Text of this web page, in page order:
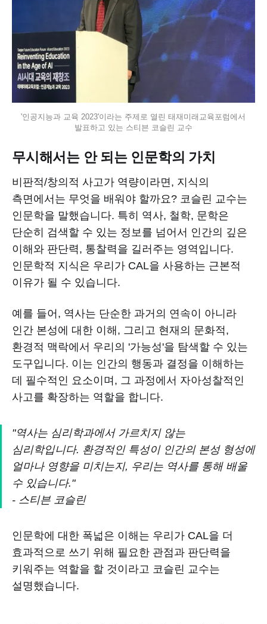
'인공지능과 교육 2023'이라는 주제로 열린 태재미래교육포럼에서
발표하고 있는 스티븐 코슬린 교수
무시해서는 안 되는 인문학의 가치
비판적/창의적 사고가 역량이라면, 지식의
측면에서는 무엇을 배워야 할까요? 코슬린 교수는
인문학을 말했습니다. 특히 역사, 철학, 문학은
단순히 검색할 수 있는 정보를 넘어서 인간의 깊은
이해와 판단력, 통찰력을 길러주는 영역입니다.
인문학적 지식은 우리가 CAL을 사용하는 근본적
이유가 될 수 있습니다.
예를 들어, 역사는 단순한 과거의 연속이 아니라
인간 본성에 대한 이해, 그리고 현재의 문화적,
환경적 맥락에서 우리의 '가능성'을 탐색할 수 있는
도구입니다. 이는 인간의 행동과 결정을 이해하는
데 필수적인 요소이며, 그 과정에서 자아성찰적인
사고를 확장하는 역할을 합니다.
"역사는 심리학과에서 가르치지 않는
심리학입니다. 환경적인 특성이 인간의 본성 형성에
얼마나 영향을 미치는지, 우리는 역사를 통해 배울
수 있습니다."
- 스티븐 코슬린
인문학에 대한 폭넓은 이해는 우리가 CAL을 더
효과적으로 쓰기 위해 필요한 관점과 판단력을
키워주는 역할을 할 것이라고 코슬린 교수는
설명했습니다.